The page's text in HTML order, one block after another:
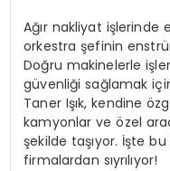
Ağır nakliyat
orkestra şefinin
Doğru makinelerle
güvenliği sağlamak
Taner Işık, kendine
kamyonlar ve özel
şekilde taşıyor. İşte
firmalardan sıyrılıyor!